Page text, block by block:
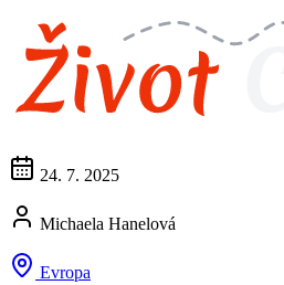
24. 7. 2025
Michaela Hanelová
Evropa